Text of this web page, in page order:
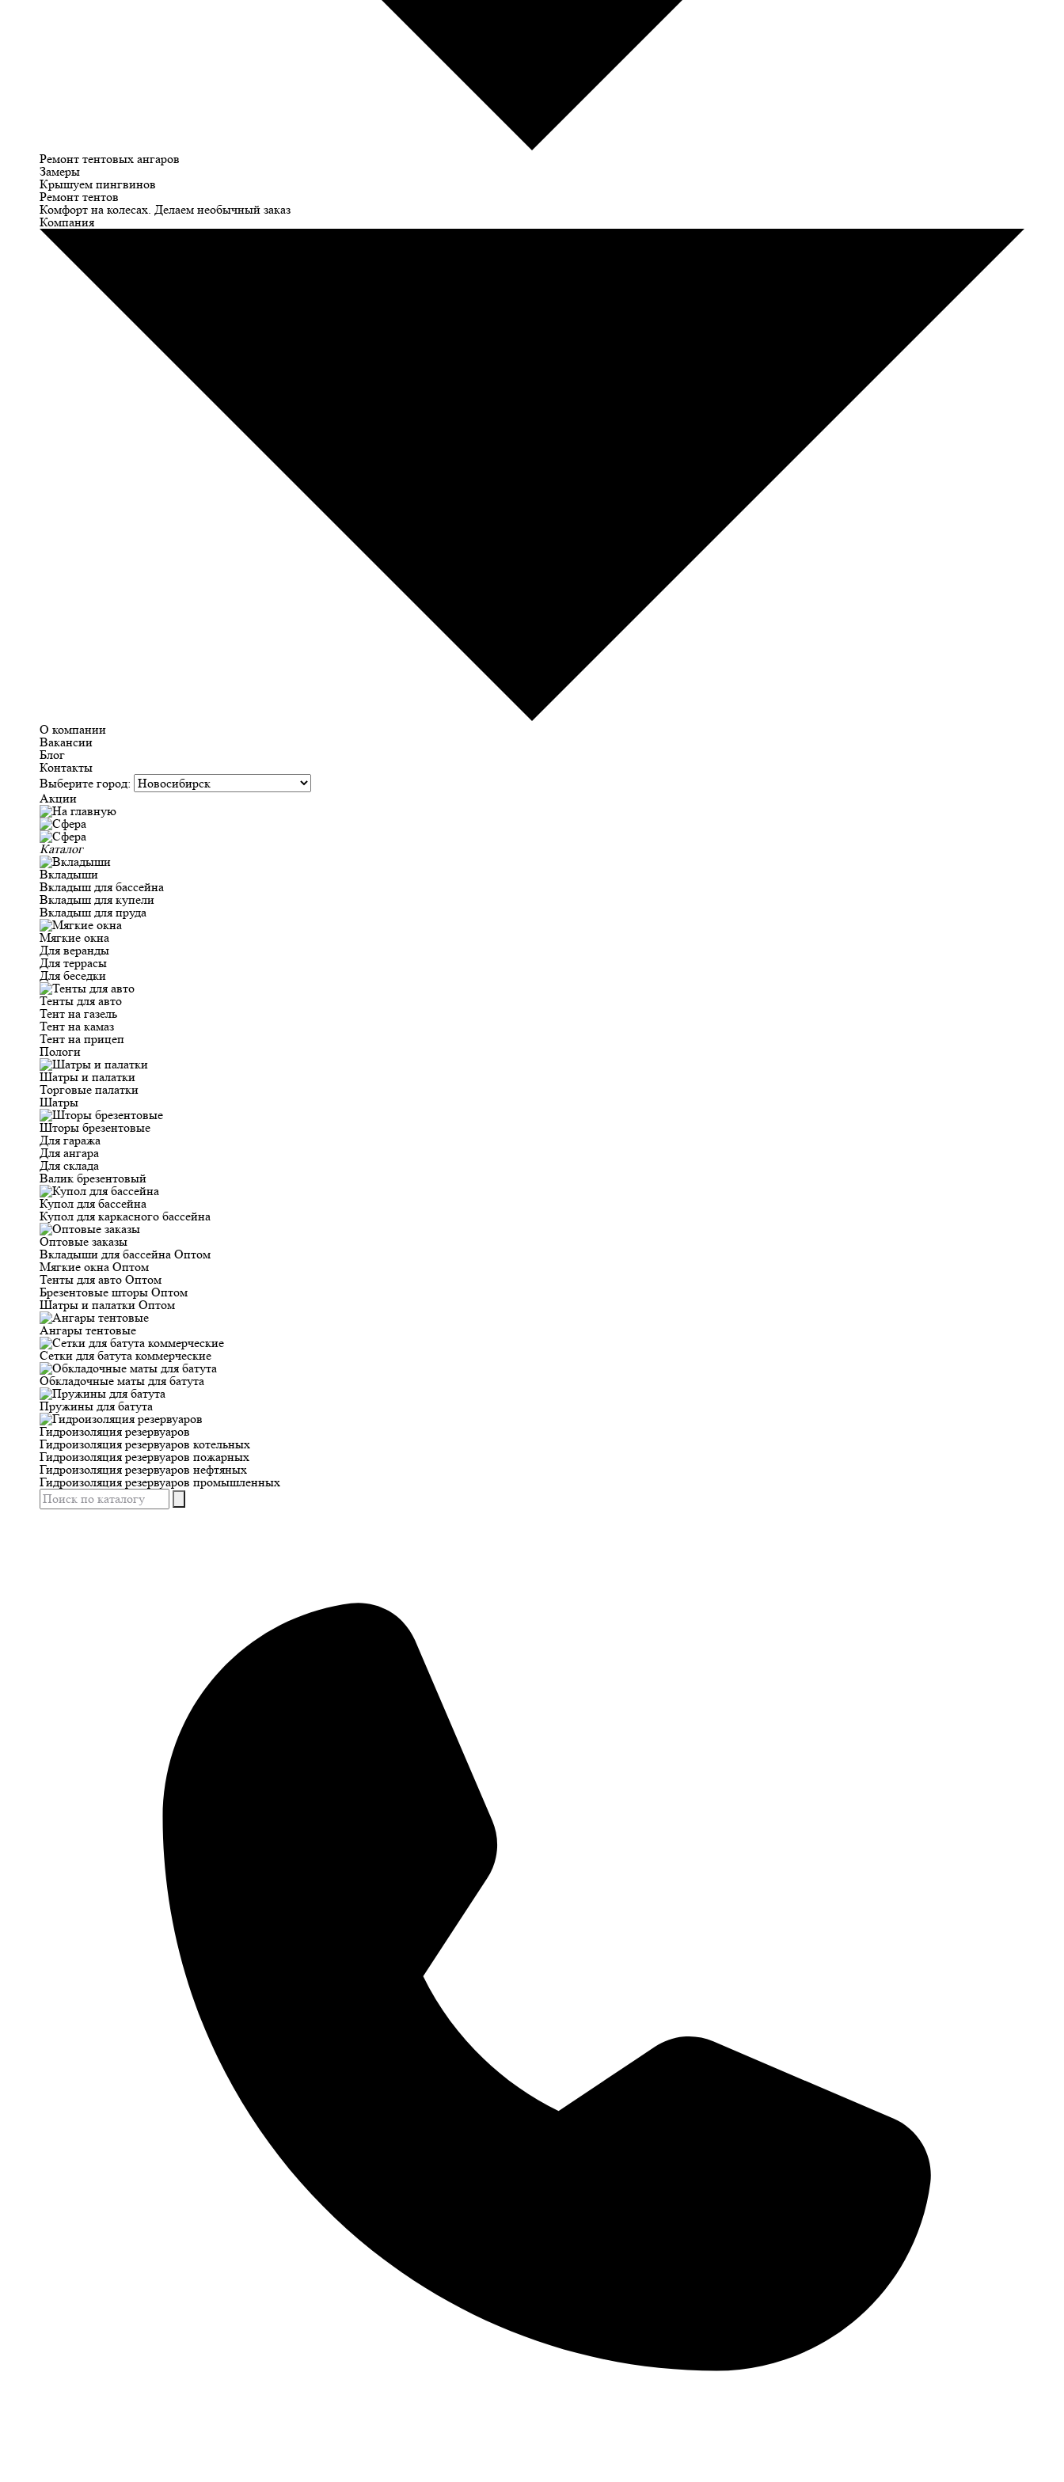
Ремонт тентовых ангаров
Замеры
Крышуем пингвинов
Ремонт тентов
Комфорт на колесах. Делаем необычный заказ
Компания
О компании
Вакансии
Блог
Контакты
Выберите город:
Акции
Каталог
Вкладыши
Вкладыш для бассейна
Вкладыш для купели
Вкладыш для пруда
Мягкие окна
Для веранды
Для террасы
Для беседки
Тенты для авто
Тент на газель
Тент на камаз
Тент на прицеп
Пологи
Шатры и палатки
Торговые палатки
Шатры
Шторы брезентовые
Для гаража
Для ангара
Для склада
Валик брезентовый
Купол для бассейна
Купол для каркасного бассейна
Оптовые заказы
Вкладыши для бассейна Оптом
Мягкие окна Оптом
Тенты для авто Оптом
Брезентовые шторы Оптом
Шатры и палатки Оптом
Ангары тентовые
Сетки для батута коммерческие
Обкладочные маты для батута
Пружины для батута
Гидроизоляция резервуаров
Гидроизоляция резервуаров котельных
Гидроизоляция резервуаров пожарных
Гидроизоляция резервуаров нефтяных
Гидроизоляция резервуаров промышленных